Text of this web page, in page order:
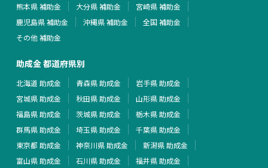
熊本県 補助金
大分県 補助金
宮崎県 補助金
鹿児島県 補助金
沖縄県 補助金
全国 補助金
その他 補助金
助成金 都道府県別
北海道 助成金 青森県 助成金
岩手県 助成金
宮城県 助成金
秋田県 助成金
山形県 助成金
福島県 助成金
茨城県 助成金
栃木県 助成金
群馬県 助成金
埼玉県 助成金
千葉県 助成金
東京都 助成金
神奈川県 助成金
新潟県 助成金
富山県 助成金
石川県 助成金
福井県 助成金